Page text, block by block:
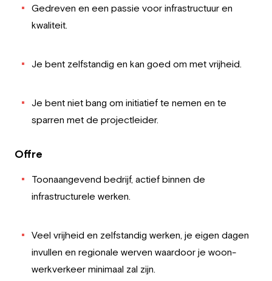
Gedreven en een passie voor infrastructuur en
kwaliteit.
Je bent zelfstandig en kan goed om met vrijheid.
Je bent niet bang om initiatief te nemen en te
sparren met de projectleider.
Offre
Toonaangevend bedrijf, actief binnen de
infrastructurele werken.
Veel vrijheid en zelfstandig werken, je eigen dagen
invullen en regionale werven waardoor je woon-
werkverkeer minimaal zal zijn.